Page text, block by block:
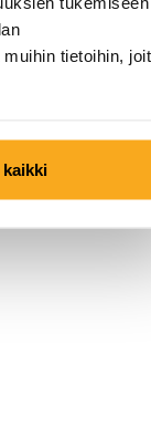
tietoihin,
rinnassa olevan ON
ja tyylikäs ilme.
loputtomasti.